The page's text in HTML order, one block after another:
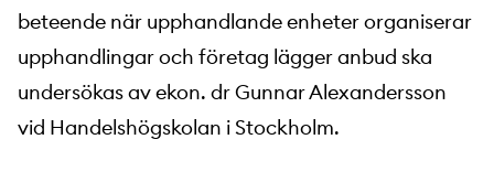
beteende när upphandlande enheter organiserar
upphandlingar och företag lägger anbud ska
undersökas av ekon. dr Gunnar Alexandersson
vid Handelshögskolan i Stockholm.